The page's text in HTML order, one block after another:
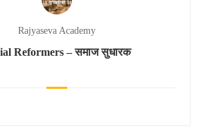
Rajyaseva Academy
Reformers – समाज सुधारक